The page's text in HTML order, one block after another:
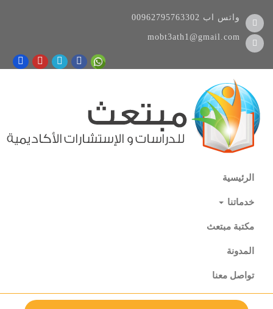
00962795763302 واتس اب
mobt3ath1@gmail.com
الرئيسية
خدماتنا
مكتبة مبتعث
المدونة
تواصل معنا